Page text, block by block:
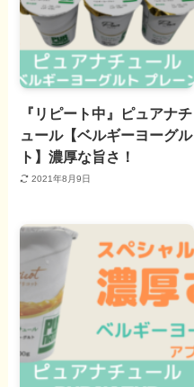
『リピート中』ピュアナチ
ュール【ベルギーヨーグル
ト】濃厚な旨さ！
2021年8月9日